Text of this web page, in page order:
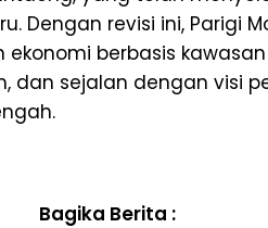
Dengan revisi ini, Parigi
berbasis
dan sejalan dengan visi
Bagika Berita :